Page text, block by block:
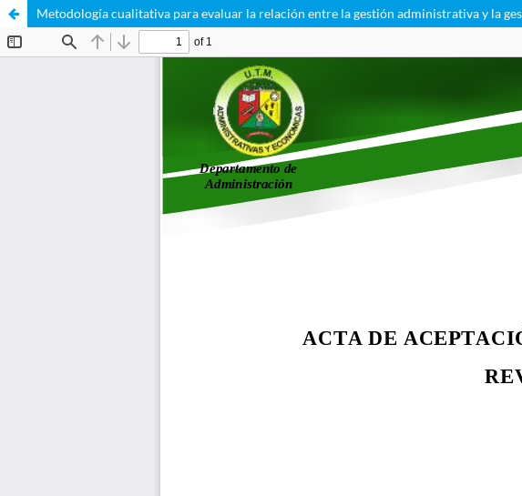
Metodología cualitativa para evaluar la relación entre la gestión administrativa y la